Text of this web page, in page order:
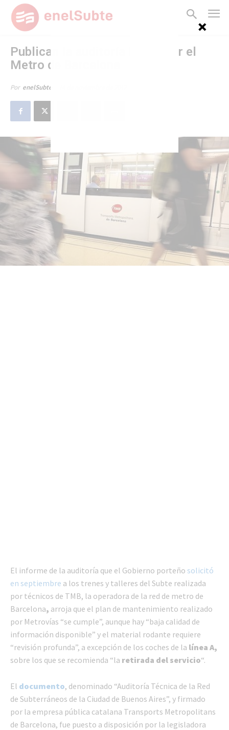
Publican la auditoría hecha por el
Metro de Barcelona
Por enelSubte
El informe de la auditoría que el Gobierno porteño solicitó
en septiembre a los trenes y talleres del Subte realizada
por técnicos de TMB, la operadora de la red de metro de
Barcelona, arroja que el plan de mantenimiento realizado
por Metrovías “se cumple”, aunque hay “baja calidad de
información disponible” y el material rodante requiere
“revisión profunda”, a excepción de los coches de la línea A,
sobre los que se recomienda “la retirada del servicio“.
El documento, denominado “Auditoría Técnica de la Red
de Subterráneos de la Ciudad de Buenos Aires”, y firmado
por la empresa pública catalana Transports Metropolitans
de Barcelona, fue puesto a disposición por la legisladora